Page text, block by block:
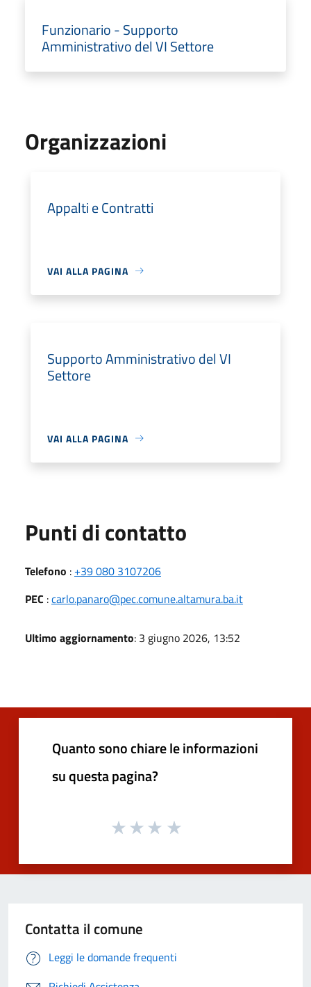
Funzionario - Supporto
Amministrativo del VI Settore
Organizzazioni
Appalti e Contratti
VAI ALLA PAGINA
Supporto Amministrativo del VI
Settore
VAI ALLA PAGINA
Punti di contatto
Telefono : +39 080 3107206
PEC :carlo.panaro@pec.comune.altamura.ba.it
Ultimo aggiornamento: 3 giugno 2026, 13:52
Quanto sono chiare le informazioni
su questa pagina?
Contatta il comune
Leggi le domande frequenti